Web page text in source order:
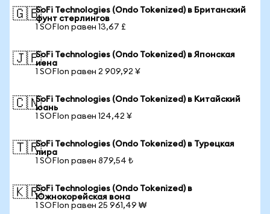
🇬🇧SoFi Technologies (Ondo Tokenized) в Британский
фунт стерлингов
1 SOFIon равен 13,67 £
🇯🇵SoFi Technologies (Ondo Tokenized) в Японская
иена
1 SOFIon равен 2 909,92 ¥
🇨🇳SoFi Technologies (Ondo Tokenized) в Китайский
юань
1 SOFIon равен 124,42 ¥
🇹🇷SoFi Technologies (Ondo Tokenized) в Турецкая
лира
1 SOFIon равен 879,54 ₺
🇰🇷SoFi Technologies (Ondo Tokenized) в
Южнокорейская вона
1 SOFIon равен 25 961,49 ₩